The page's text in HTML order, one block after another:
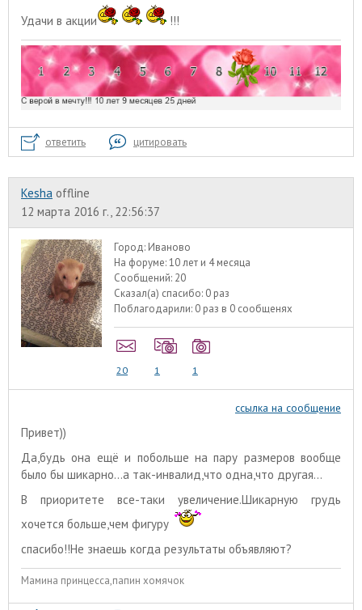
Удачи в акции !!!
ответить цитировать
Kesha offline
12 марта 2016 г., 22:56:37
Город: Иваново
На форуме:10 лет и 4 месяца
Сообщений: 20
Сказал(а) спасибо: 0 раз
Поблагодарили: 0 раз в 0 сообщенях
20 1 1
ссылка на сообщение
Привет))
Да,будь она ещё и побольше на пару размеров вообще
было бы шикарно...а так-инвалид,что одна,что другая...
В приоритете все-таки увеличение.Шикарную грудь
хочется больше,чем фигуру
спасибо!!Не знаешь когда результаты объявляют?
Мамина принцесса,папин хомячок